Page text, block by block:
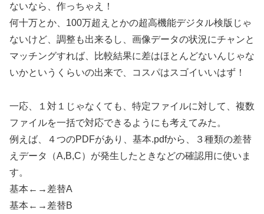
ないなら、作っちゃえ！
何十万とか、100万超えとかの超高機能デジタル検版じゃ
ないけど、調整も出来るし、画像データの状況にチャンと
マッチングすれば、比較結果に差はほとんどないんじゃな
いかというくらいの出来で、コスパはスゴイいいはず！
一応、１対１じゃなくても、特定ファイルに対して、複数
ファイルを一括で対応できるようにも考えてみた。
例えば、４つのPDFがあり、基本.pdfから、３種類の差替
えデータ（A,B,C）が発生したときなどの確認用に使いま
す。
基本←→差替A
基本←→差替B